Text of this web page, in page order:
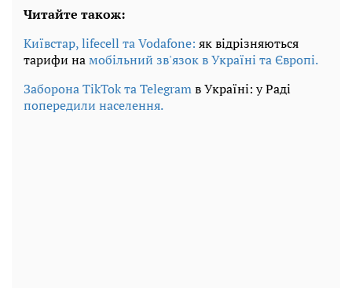
Читайте також:
Київстар, lifecell та Vodafone: як відрізняються
тарифи намобільний зв'язок в Україні та Європі.
Заборона TikTok та Telegramв Україні: у Раді
попередили населення.